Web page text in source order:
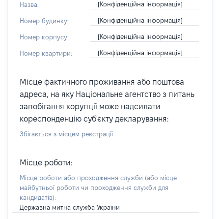
Назва: [Конфіденційна інформація]
Номер будинку: [Конфіденційна інформація]
Номер корпусу: [Конфіденційна інформація]
Номер квартири: [Конфіденційна інформація]
Місце фактичного проживання або поштова
адреса, на яку Національне агентство з питань
запобігання корупції може надсилати
кореспонденцію суб'єкту декларування:
Збігається з місцем реєстрації
Місце роботи:
Місце роботи або проходження служби (або місце
майбутньої роботи чи проходження служби для
кандидатів):
Державна митна служба України